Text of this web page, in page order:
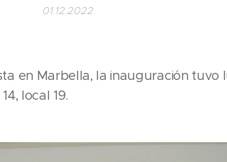
01.12.2022
en Marbella, la inauguración tuvo
local 19.